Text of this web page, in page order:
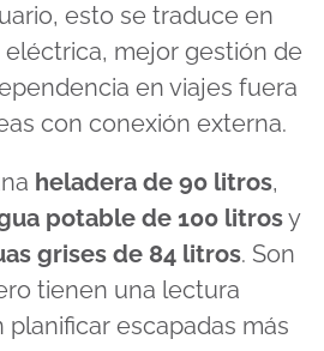
esto se traduce en
mejor gestión de
en viajes fuera
con conexión externa.
heladera de 90 litros,
potable de 100 litrosy
grises de 84 litros. Son
tienen una lectura
escapadas más